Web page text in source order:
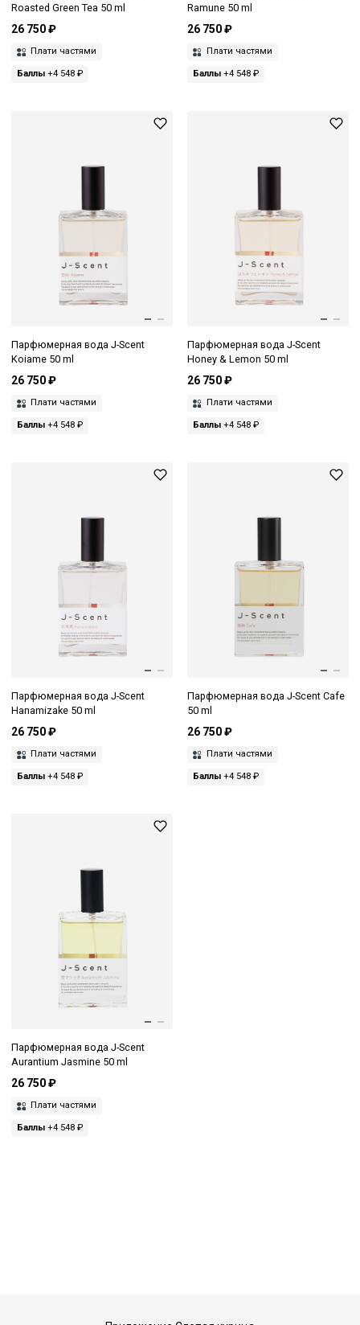
Roasted Green Tea 50 ml
26 750 ₽
Плати частями
Баллы +4 548 ₽
Ramune 50 ml
26 750 ₽
Плати частями
Баллы+4 548 ₽
Парфюмерная вода J-Scent
Koiame 50 ml
26 750 ₽
Плати частями
Баллы +4 548 ₽
Парфюмерная вода J-Scent
Honey & Lemon 50 ml
26 750 ₽
Плати частями
Баллы+4 548 ₽
Парфюмерная вода J-Scent
Hanamizake 50 ml
26 750 ₽
Плати частями
Баллы +4 548 ₽
Парфюмерная вода J-Scent Cafe
50 ml
26 750 ₽
Плати частями
Баллы+4 548 ₽
Парфюмерная вода J-Scent
Aurantium Jasmine 50 ml
26 750 ₽
Плати частями
Баллы +4 548 ₽